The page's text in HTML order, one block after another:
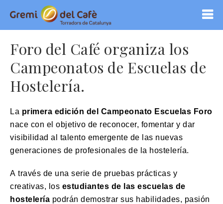
Foro del Café organiza los
Campeonatos de Escuelas de
Hostelería.
La primera edición del Campeonato Escuelas Foro
nace con el objetivo de reconocer, fomentar y dar
visibilidad al talento emergente de las nuevas
generaciones de profesionales de la hostelería.
A través de una serie de pruebas prácticas y
creativas, los estudiantes de las escuelas de
hostelería podrán demostrar sus habilidades, pasión